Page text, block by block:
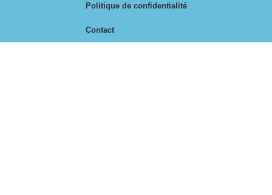
Politique de confidentialité
Contact